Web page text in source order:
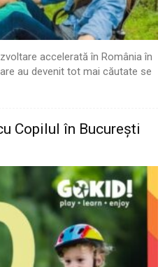
accelerată în România în
au devenit tot mai căutate se
Copilul în București